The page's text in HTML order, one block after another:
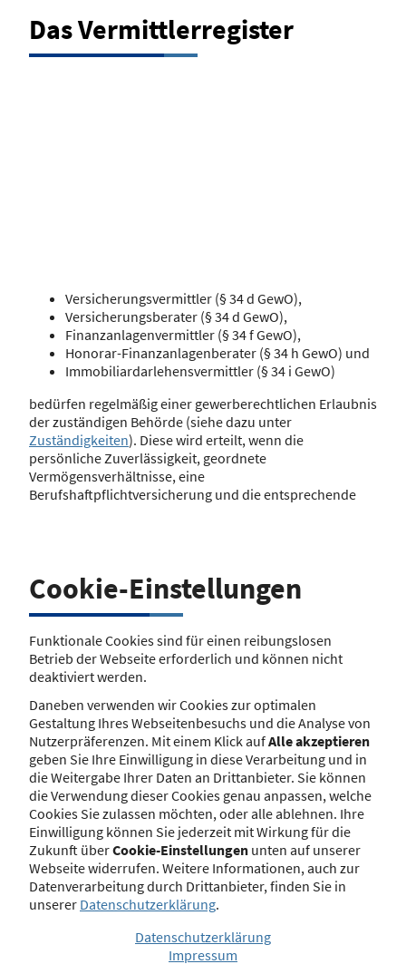
Das Vermittlerregister
Versicherungsvermittler (§ 34 d GewO),
Versicherungsberater (§ 34 d GewO),
Finanzanlagenvermittler (§ 34 f GewO),
Honorar-Finanzanlagenberater (§ 34 h GewO) und
Immobiliardarlehensvermittler (§ 34 i GewO)
bedürfen regelmäßig einer gewerberechtlichen Erlaubnis
der zuständigen Behörde (siehe dazu unter
Zuständigkeiten). Diese wird erteilt, wenn die
persönliche Zuverlässigkeit, geordnete
Vermögensverhältnisse, eine
Berufshaftpflichtversicherung und die entsprechende
gewerbebezogenen Daten sind hier frei einsehbar. Die
Nutzung der Daten zu werblichen Zwecken ist untersagt.
Das Vermittlerregister wird jeweils von den Industrie-
und Handelskammern geführt. Diese haben eine
gemeinsame Stelle eingerichtet. Dies ist die Deutsche
Industrie- und Handelskammer.
Zweck des Registers ist es insbesondere, der
Allgemeinheit, vor allem Anlegern und
Versicherungsunternehmen, die Überprüfung der
Zulassung sowie des Umfangs der zugelassenen Tätigkeit
der Eintragungspflichtigen zu ermöglichen. Es sorgt so
für Transparenz und stärkt den Verbraucherschutz.
Weitere Informationen schließen
Cookie-Einstellungen
Funktionale Cookies sind für einen reibungslosen
Betrieb der Webseite erforderlich und können nicht
deaktiviert werden.
Daneben verwenden wir Cookies zur optimalen
Gestaltung Ihres Webseitenbesuchs und die Analyse von
Nutzerpräferenzen. Mit einem Klick aufAlle akzeptieren
geben Sie Ihre Einwilligung in diese Verarbeitung und in
die Weitergabe Ihrer Daten an Drittanbieter. Sie können
die Verwendung dieser Cookies genau anpassen, welche
Cookies Sie zulassen möchten, oder alle ablehnen. Ihre
Einwilligung können Sie jederzeit mit Wirkung für die
Zukunft überCookie-Einstellungen unten auf unserer
Webseite widerrufen. Weitere Informationen, auch zur
Datenverarbeitung durch Drittanbieter, finden Sie in
unserer Datenschutzerklärung.
Datenschutzerklärung
Impressum